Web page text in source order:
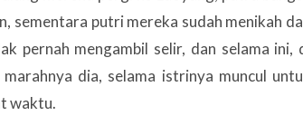
sementara putri mereka sudah menikah
pernah mengambil selir, dan selama ini,
dia, selama istrinya muncul
waktu.